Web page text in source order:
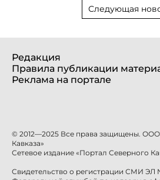
Следующая
Редакция
Правила публикации
Реклама на портале
© 2012—2025 Все права защищены.
Кавказа»
Сетевое издание «Портал Северного
Свидетельство о регистрации СМИ ЭЛ